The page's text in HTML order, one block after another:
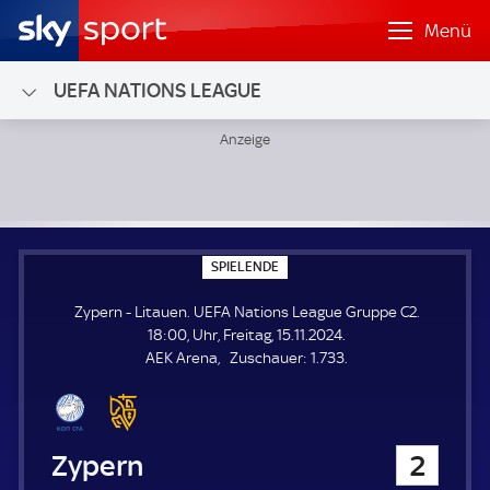
Menü
UEFA NATIONS LEAGUE
SPIELENDE
P
E
L
E
N
Zypern - Litauen. UEFA Nations League Gruppe C2.
18:00, Uhr, Freitag, 15.11.2024.
AEK Arena
Zuschauer: Z1.733.
Zypern 2